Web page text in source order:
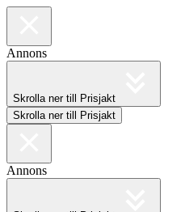
Annons
Skrolla ner till Prisjakt
Skrolla ner till Prisjakt
Annons